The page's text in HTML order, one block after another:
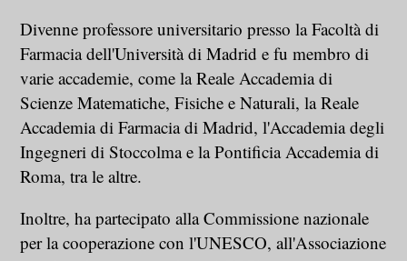
Divenne professore universitario presso la Facoltà di
Farmacia dell'Università di Madrid e fu membro di
varie accademie, come la Reale Accademia di
Scienze Matematiche, Fisiche e Naturali, la Reale
Accademia di Farmacia di Madrid, l'Accademia degli
Ingegneri di Stoccolma e la Pontificia Accademia di
Roma, tra le altre.
Inoltre, ha partecipato alla Commissione nazionale
per la cooperazione con l'UNESCO, all'Associazione